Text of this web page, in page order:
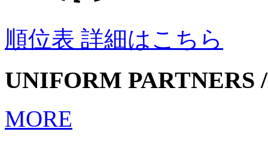
順位表 詳細はこちら
UNIFORM PARTNERS
MORE